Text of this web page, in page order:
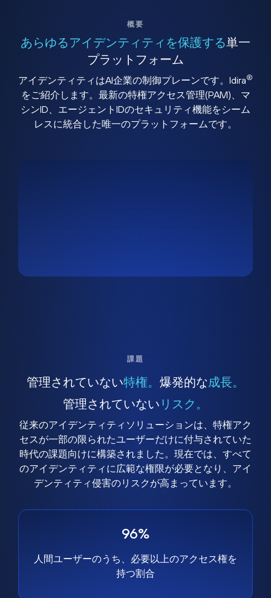
概要
あらゆるアイデンティティを保護する単一
プラットフォーム
アイデンティティはAI企業の制御プレーンです。Idira®
をご紹介します。最新の特権アクセス管理(PAM)、マ
シンID、エージェントIDのセキュリティ機能をシーム
レスに統合した唯一のプラットフォームです。
課題
管理されていない特権。 爆発的な成長。
管理されていない リスク。
従来のアイデンティティソリューションは、特権アク
セスが一部の限られたユーザーだけに付与されていた
時代の課題向けに構築されました。現在では、すべて
のアイデンティティに広範な権限が必要となり、アイ
デンティティ侵害のリスクが高まっています。
96%
人間ユーザーのうち、必要以上のアクセス権を
持つ割合